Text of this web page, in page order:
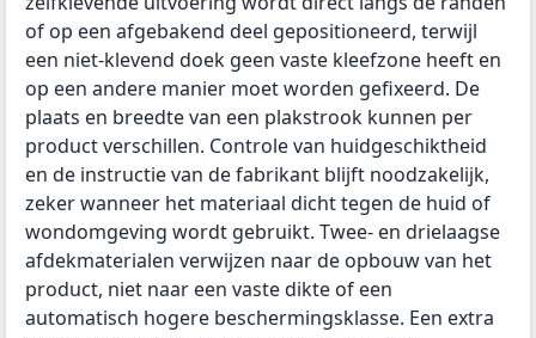
of op een afgebakend deel gepositioneerd, terwijl
een niet-klevend doek geen vaste kleefzone heeft en
op een andere manier moet worden gefixeerd. De
plaats en breedte van een plakstrook kunnen per
product verschillen. Controle van huidgeschiktheid
en de instructie van de fabrikant blijft noodzakelijk,
zeker wanneer het materiaal dicht tegen de huid of
wondomgeving wordt gebruikt. Twee- en drielaagse
afdekmaterialen verwijzen naar de opbouw van het
product, niet naar een vaste dikte of een
automatisch hogere beschermingsklasse. Een extra